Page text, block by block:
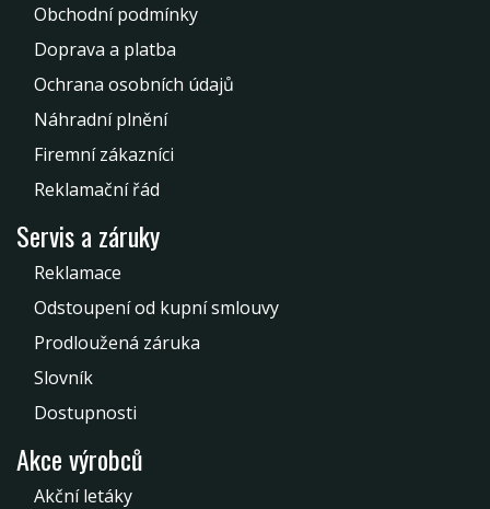
Obchodní podmínky
Doprava a platba
Ochrana osobních údajů
Náhradní plnění
Firemní zákazníci
Reklamační řád
Servis a záruky
Reklamace
Odstoupení od kupní smlouvy
Prodloužená záruka
Slovník
Dostupnosti
Akce výrobců
Akční letáky